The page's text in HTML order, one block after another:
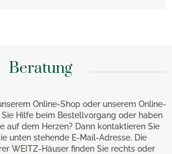
Beratung
Online-Shop oder unserem Online-
Hilfe beim Bestellvorgang oder haben
auf dem Herzen? Dann kontaktieren Sie
unten stehende E-Mail-Adresse. Die
WEITZ-Häuser finden Sie rechts oder